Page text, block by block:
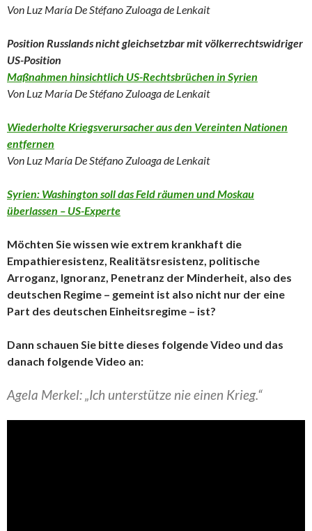
Von Luz María De Stéfano Zuloaga de Lenkait
Position Russlands nicht gleichsetzbar mit völkerrechtswidriger
US-Position
Maßnahmen hinsichtlich US-Rechtsbrüchen in Syrien
Von Luz María De Stéfano Zuloaga de Lenkait
Wiederholte Kriegsverursacher aus den Vereinten Nationen
entfernen
Von Luz María De Stéfano Zuloaga de Lenkait
Syrien: Washington soll das Feld räumen und Moskau
überlassen – US-Experte
Möchten Sie wissen wie extrem krankhaft die
Empathieresistenz, Realitätsresistenz, politische
Arroganz, Ignoranz, Penetranz der Minderheit, also des
deutschen Regime – gemeint ist also nicht nur der eine
Part des deutschen Einheitsregime – ist?
Dann schauen Sie bitte dieses folgende Video und das
danach folgende Video an:
Agela Merkel: „Ich unterstütze nie einen Krieg.“